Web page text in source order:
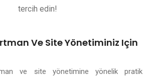
tercih edin!
Ve Site Yönetiminiz Için
ve site yönetimine yönelik pratik